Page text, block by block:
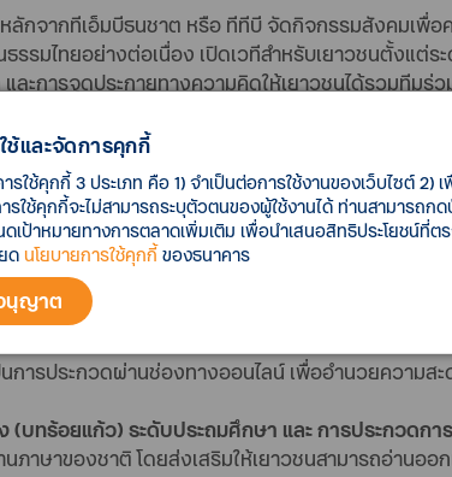
กจากทีเอ็มบีธนชาต หรือ ทีทีบี จัดกิจกรรมสังคมเพื่
รมไทยอย่างต่อเนื่อง เปิดเวทีสำหรับเยาวชนตั้งแต่
ละการจุดประกายทางความคิดให้เยาวชนได้รวมทีม
โครงการ “เท่อย่างไทย โดยไฟ-ฟ้า ทีทีบี” ชิงถ้วย
ครั้งที่ 52 ประจำพุทธศักราช 2567
ฟ้า ทีทีบี” พื้นที่ที่เปิดโอกาสให้เยาวชนทั่วประเทศแส
โดยในปีนี้จัดการประกวดเป็น 3 ประเภท ดังนี้
ระดับประถมศึกษา ถึง ระดับมัธยมศึกษาตอนต้น
เพื่อ
ดเป็น 2 ระดับ พร้อมเปิดโอกาสให้เยาวชนเพิ่มจำนว
การประกวดผ่านช่องทางออนไลน์ เพื่ออำนวยความส
(บทร้อยแก้ว) ระดับประถมศึกษา และ การประกว
าษาของชาติ โดยส่งเสริมให้เยาวชนสามารถอ่านอ
ช้และจัดการคุกกี้
รใช้คุกกี้ 3 ประเภท คือ 1) จำเป็นต่อการใช้งานของเว็บไซต์
รใช้คุกกี้จะไม่สามารถระบุตัวตนของผู้ใช้งานได้ ท่านสามารถ
เป้าหมายทางการตลาดเพิ่มเติม เพื่อนำเสนอสิทธิประโยชน์ที่
ด นโยบายการใช้คุกกี้ ของธนาคาร
นุญาต